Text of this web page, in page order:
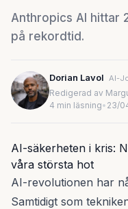
Anthropics AI hittar
på rekordtid.
Dorian Lavol AI-
Redigerad av
4 min läsning• 23/
AI-säkerheten i kris:
våra största hot
AI-revolutionen har
Samtidigt som